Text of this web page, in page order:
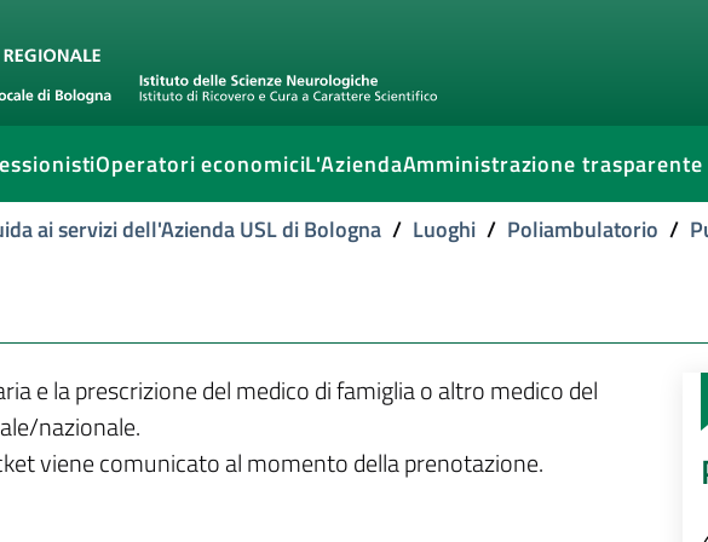
Operatori economiciL'AziendaAmministrazione trasparente
ai servizi dell'Azienda USL di Bologna / Luoghi / Poliambulatorio /
e la prescrizione del medico di famiglia o altro medico del
nazionale.
viene comunicato al momento della prenotazione.